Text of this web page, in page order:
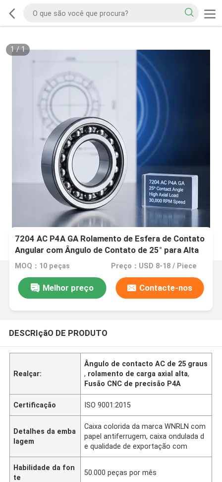
1/1
7204 AC P4A GA Rolamento de Esfera de Contato
Angular com Ângulo de Contato de 25° para Alta
Carga Axial e Velocidade de 30.000 RPM
MOQ：10 peças Preço：USD 8-18 / Piece
Melhor preço Contacte-nos
DESCRIçãO DE PRODUTO
Realçar:
Ângulo de contacto AC de 25 graus
, rolamento de carga axial alta,
Fusão CNC de precisão P4A
Certificação ISO 9001:2015
Detalhes da emba
lagem
Caixa colorida da marca WNRLN com
papel antiferrugem, caixa ondulada d
e qualidade de exportação com
Habilidade da fon
te
50.000 peças por mês